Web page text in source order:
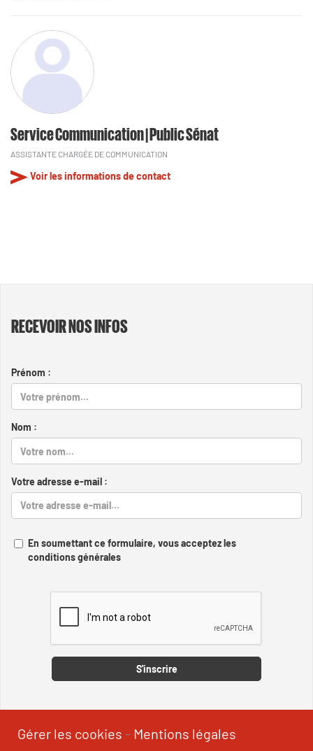
Service Communication | Public Sénat
ASSISTANTE CHARGÉE DE COMMUNICATION
Voir les informations de contact
RECEVOIR NOS INFOS
Prénom :
Nom :
Votre adresse e-mail :
En soumettant ce formulaire, vous acceptez les
conditions générales
S'inscrire
Gérer les cookies - Mentions légales